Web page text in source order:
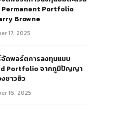
Permanent Portfolio
Browne
17, 2025
ดพอร์ตการลงทุนแบบ
Portfolio จากภูมิปัญญา
ชาวยิว
16, 2025